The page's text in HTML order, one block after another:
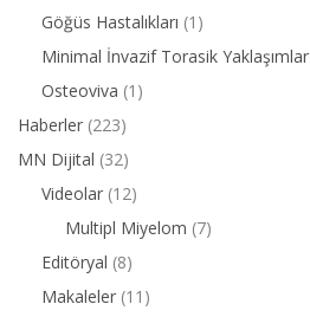
Göğüs Hastalıkları (1)
Minimal İnvazif Torasik Yaklaşımlar
Osteoviva (1)
Haberler (223)
MN Dijital (32)
Videolar (12)
Multipl Miyelom (7)
Editöryal (8)
Makaleler (11)